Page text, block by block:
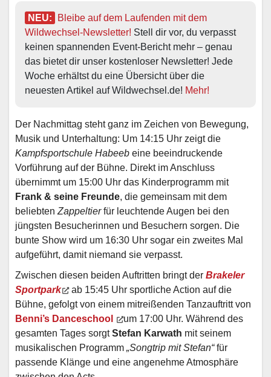
NEU:
Bleibe auf dem Laufenden mit dem
Wildwechsel-Newsletter! Stell dir vor, du verpasst
keinen spannenden Event-Bericht mehr – genau
das bietet dir unser kostenloser Newsletter! Jede
Woche erhältst du eine Übersicht über die
neuesten Artikel auf Wildwechsel.de! Mehr!
Der Nachmittag steht ganz im Zeichen von Bewegung,
Musik und Unterhaltung: Um 14:15 Uhr zeigt die
Kampfsportschule Habeeb eine beeindruckende
Vorführung auf der Bühne. Direkt im Anschluss
übernimmt um 15:00 Uhr das Kinderprogramm mit
Frank & seine Freunde, die gemeinsam mit dem
beliebten Zappeltierfür leuchtende Augen bei den
jüngsten Besucherinnen und Besuchern sorgen. Die
bunte Show wird um 16:30 Uhr sogar ein zweites Mal
aufgeführt, damit niemand sie verpasst.
Zwischen diesen beiden Auftritten bringt der Brakeler
Sportpark
ab 15:45 Uhr sportliche Action auf die
Bühne, gefolgt von einem mitreißenden Tanzauftritt von
Benni’s Danceschool
um 17:00 Uhr. Während des
gesamten Tages sorgtStefan Karwath mit seinem
musikalischen Programm „Songtrip mit Stefan“für
passende Klänge und eine angenehme Atmosphäre